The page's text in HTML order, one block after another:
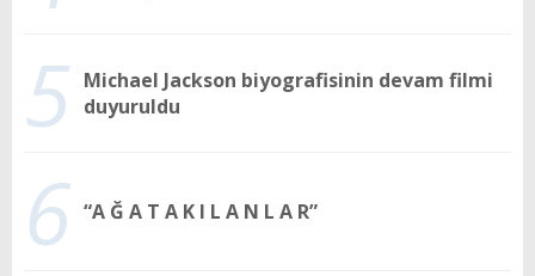
5 Michael Jackson biyografisinin devam filmi
duyuruldu
6 “A Ğ A T A K I L A N L A R”